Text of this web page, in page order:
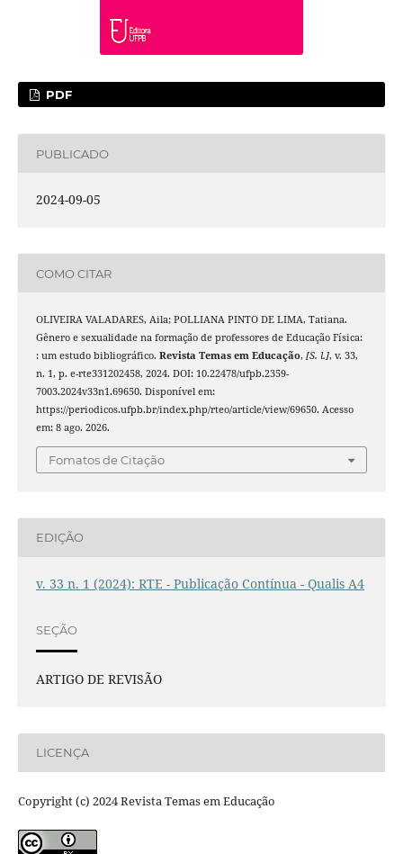
PDF
PUBLICADO
2024-09-05
COMO CITAR
OLIVEIRA VALADARES, Aila; POLLIANA PINTO DE LIMA, Tatiana.
Gênero e sexualidade na formação de professores de Educação Física:
: um estudo bibliográfico. Revista Temas em Educação, [S. l.], v. 33,
n. 1, p. e-rte331202458, 2024. DOI: 10.22478/ufpb.2359-
7003.2024v33n1.69650. Disponível em:
https://periodicos.ufpb.br/index.php/rteo/article/view/69650. Acesso
em: 8 ago. 2026.
Fomatos de Citação
EDIÇÃO
v. 33 n. 1 (2024): RTE - Publicação Contínua - Qualis A4
SEÇÃO
ARTIGO DE REVISÃO
LICENÇA
Copyright (c) 2024 Revista Temas em Educação